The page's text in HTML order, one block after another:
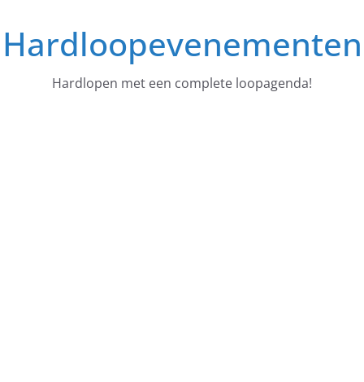
naar
deHardloopevenementen
Hardlopen met een complete loopagenda!